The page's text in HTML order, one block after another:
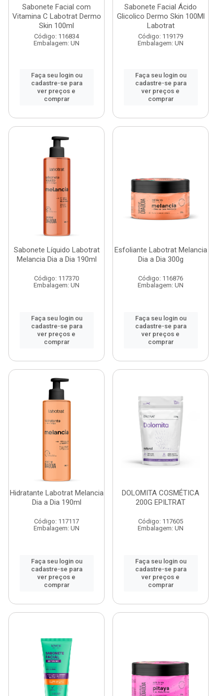
Sabonete Facial com
Vitamina C Labotrat Dermo
Skin 100ml
Código: 116834
Embalagem: UN
Faça seu login ou
cadastre-se para
ver preços e
comprar
Sabonete Facial Ácido
Glicolico Dermo Skin 100Ml
Labotrat
Código: 119179
Embalagem: UN
Faça seu login ou
cadastre-se para
ver preços e
comprar
Sabonete Líquido Labotrat
Melancia Dia a Dia 190ml
Código: 117370
Embalagem: UN
Faça seu login ou
cadastre-se para
ver preços e
comprar
Esfoliante Labotrat Melancia
Dia a Dia 300g
Código: 116876
Embalagem: UN
Faça seu login ou
cadastre-se para
ver preços e
comprar
Hidratante Labotrat Melancia
Dia a Dia 190ml
Código: 117117
Embalagem: UN
Faça seu login ou
cadastre-se para
ver preços e
comprar
DOLOMITA COSMÉTICA
200G EPILTRAT
Código: 117605
Embalagem: UN
Faça seu login ou
cadastre-se para
ver preços e
comprar